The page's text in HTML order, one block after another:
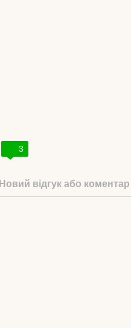
3
Новий відгук або коментар